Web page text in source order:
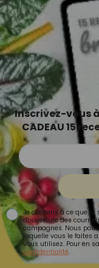
Inscrivez-vous
CADEAU 15
Je consens à ce que
d'ouverture des
campagnes. Nous
laquelle vous le faites
vous utilisez. Pour en
confidentialité.